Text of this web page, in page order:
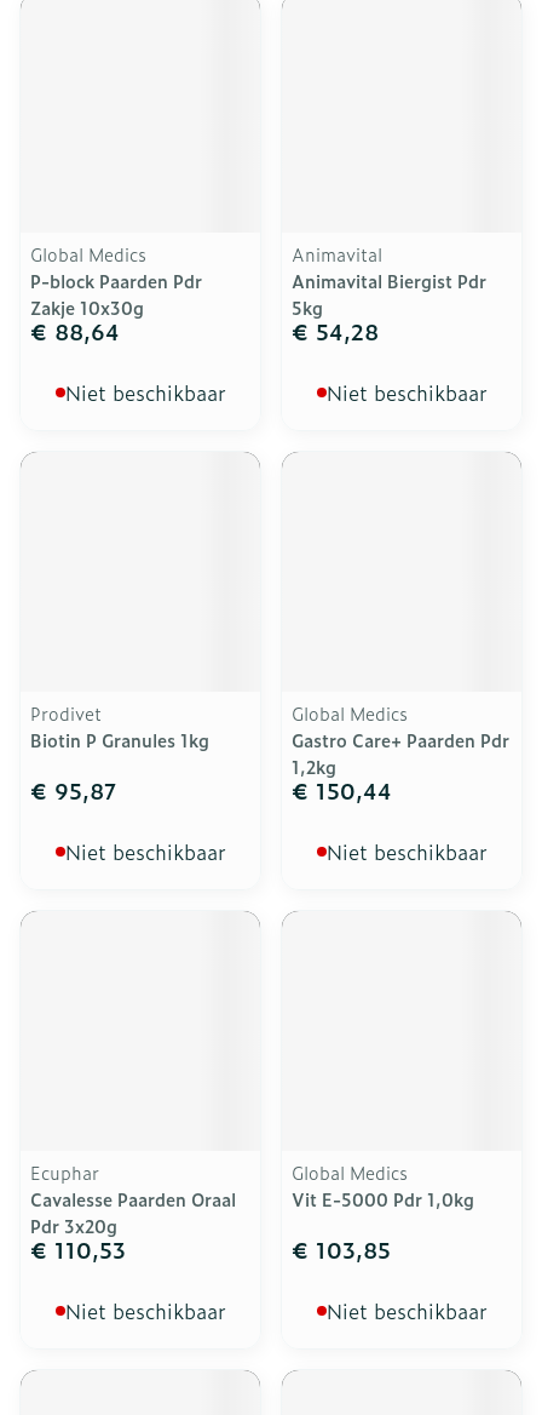
Global Medics
P-block Paarden Pdr
Zakje 10x30g
€ 88,64
Niet beschikbaar
Animavital
Animavital Biergist Pdr
5kg
€ 54,28
Niet beschikbaar
Prodivet
Biotin P Granules 1kg
€ 95,87
Niet beschikbaar
Global Medics
Gastro Care+ Paarden Pdr
1,2kg
€ 150,44
Niet beschikbaar
Ecuphar
Cavalesse Paarden Oraal
Pdr 3x20g
€ 110,53
Niet beschikbaar
Global Medics
Vit E-5000 Pdr 1,0kg
€ 103,85
Niet beschikbaar